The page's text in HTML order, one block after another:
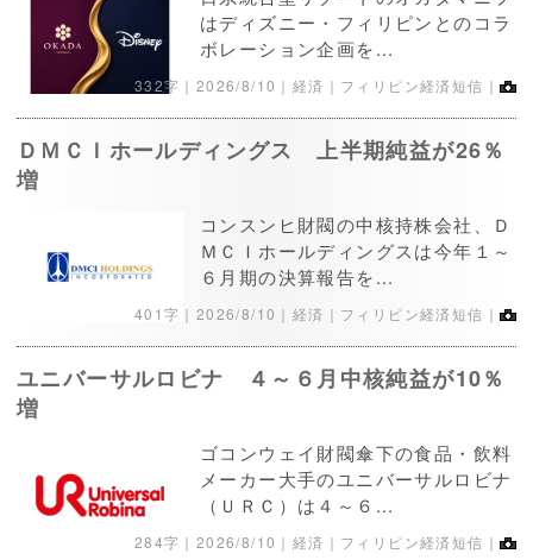
はディズニー・フィリピンとのコラ
ボレーション企画を...
332字｜ 2026/8/10 ｜経済｜フィリピン経済短信｜
ＤＭＣＩホールディングス 上半期純益が26％
増
コンスンヒ財閥の中核持株会社、Ｄ
ＭＣＩホールディングスは今年１～
６月期の決算報告を...
401字｜ 2026/8/10 ｜経済｜フィリピン経済短信｜
ユニバーサルロビナ ４～６月中核純益が10％
増
ゴコンウェイ財閥傘下の食品・飲料
メーカー大手のユニバーサルロビナ
（ＵＲＣ）は４～６...
284字｜ 2026/8/10 ｜経済｜フィリピン経済短信｜